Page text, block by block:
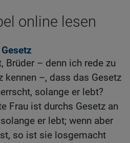
online lesen
Brüder – denn ich rede zu
kennen –, dass das Gesetz
solange er lebt?
Frau ist durchs Gesetz an
er lebt; wenn aber
so ist sie losgemacht